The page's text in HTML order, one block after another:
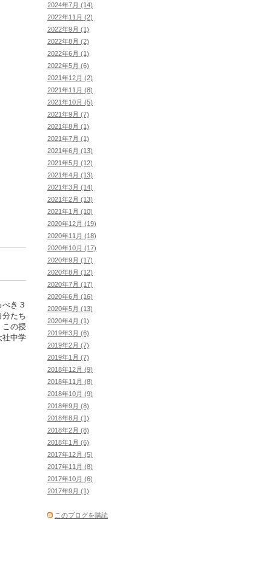
き３
分たち
この授
社中学
2024年7月 (14)
2022年11月 (2)
2022年9月 (1)
2022年8月 (2)
2022年6月 (1)
2022年5月 (6)
2021年12月 (2)
2021年11月 (8)
2021年10月 (5)
2021年9月 (7)
2021年8月 (1)
2021年7月 (1)
2021年6月 (13)
2021年5月 (12)
2021年4月 (13)
2021年3月 (14)
2021年2月 (13)
2021年1月 (10)
2020年12月 (19)
2020年11月 (18)
2020年10月 (17)
2020年9月 (17)
2020年8月 (12)
2020年7月 (17)
2020年6月 (16)
2020年5月 (13)
2020年4月 (1)
2019年3月 (6)
2019年2月 (7)
2019年1月 (7)
2018年12月 (9)
2018年11月 (8)
2018年10月 (9)
2018年9月 (8)
2018年8月 (1)
2018年2月 (8)
2018年1月 (6)
2017年12月 (5)
2017年11月 (8)
2017年10月 (6)
2017年9月 (1)
このブログを購読